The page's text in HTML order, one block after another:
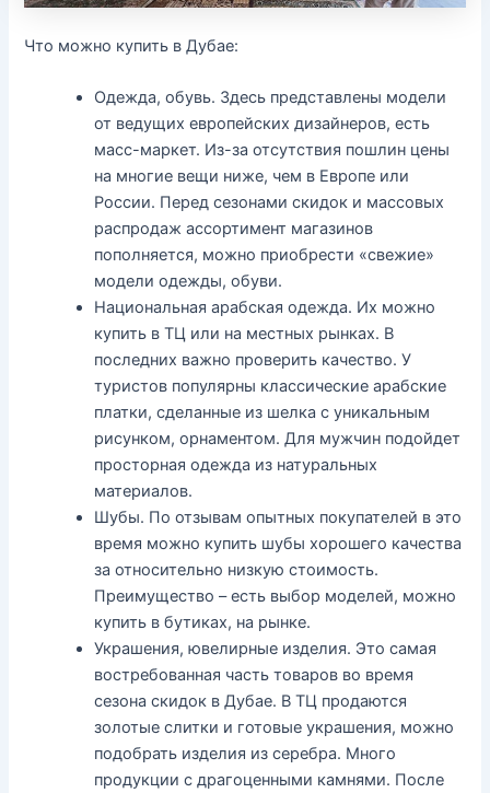
Что можно купить в Дубае:
Одежда, обувь. Здесь представлены модели
от ведущих европейских дизайнеров, есть
масс-маркет. Из-за отсутствия пошлин цены
на многие вещи ниже, чем в Европе или
России. Перед сезонами скидок и массовых
распродаж ассортимент магазинов
пополняется, можно приобрести «свежие»
модели одежды, обуви.
Национальная арабская одежда. Их можно
купить в ТЦ или на местных рынках. В
последних важно проверить качество. У
туристов популярны классические арабские
платки, сделанные из шелка с уникальным
рисунком, орнаментом. Для мужчин подойдет
просторная одежда из натуральных
материалов.
Шубы. По отзывам опытных покупателей в это
время можно купить шубы хорошего качества
за относительно низкую стоимость.
Преимущество – есть выбор моделей, можно
купить в бутиках, на рынке.
Украшения, ювелирные изделия. Это самая
востребованная часть товаров во время
сезона скидок в Дубае. В ТЦ продаются
золотые слитки и готовые украшения, можно
подобрать изделия из серебра. Много
продукции с драгоценными камнями. После